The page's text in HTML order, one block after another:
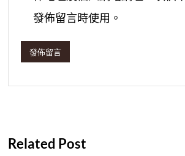
發佈留言時使用。
Related Post